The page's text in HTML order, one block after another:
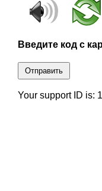
Введите код с
Отправить
Your support ID is: